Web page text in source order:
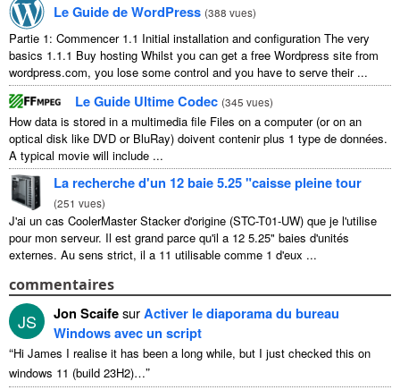
Le Guide de WordPress (388 vues)
Partie 1: Commencer 1.1 Initial installation and configuration The very
basics 1.1.1 Buy hosting Whilst you can get a free Wordpress site from
wordpress.com, you lose some control and you have to serve their...
Le Guide Ultime Codec (345 vues)
How data is stored in a multimedia file Files on a computer(or on an
optical disk like DVD or BluRay) doivent contenir plus 1 type de données.
A typical movie will include ...
La recherche d'un 12 baie 5.25 "caisse pleine tour
(251 vues)
J'ai un cas CoolerMaster Stacker d'origine (STC-T01-UW) que je l'utilise
pour mon serveur. Il est grand parce qu'il a 12 5.25" baies d'unités
externes. Au sens strict, il a 11 utilisable comme 1 d'eux ...
commentaires
JS Jon ScaifesurActiver le diaporama du bureau
Windows avec un script
“Hi James I realise it has been a long while, but I just checked this on
windows 11 (build 23H2)…”